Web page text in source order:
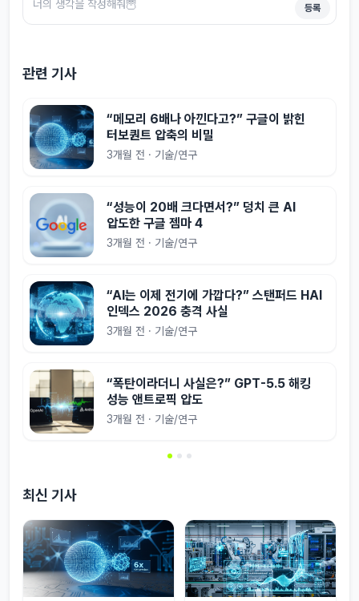
등록
관련 기사
“메모리 6배나 아낀다고?” 구글이 밝힌
터보퀀트 압축의 비밀
3개월 전 · 기술/연구
“성능이 20배 크다면서?” 덩치 큰 AI
압도한 구글 젬마 4
3개월 전 · 기술/연구
“AI는 이제 전기에 가깝다?” 스탠퍼드 HAI
인덱스 2026 충격 사실
3개월 전 · 기술/연구
“폭탄이라더니 사실은?” GPT-5.5 해킹
성능 앤트로픽 압도
3개월 전 · 기술/연구
최신 기사